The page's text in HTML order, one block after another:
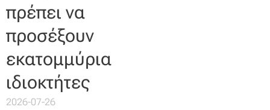
πρέπει να
προσέξουν
εκατομμύρια
ιδιοκτήτες
2026-07-26